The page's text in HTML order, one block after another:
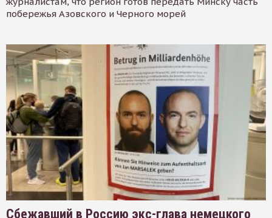
побережья Азовского и Черного морей
Сбежавший в Россию экс-глава немецкого